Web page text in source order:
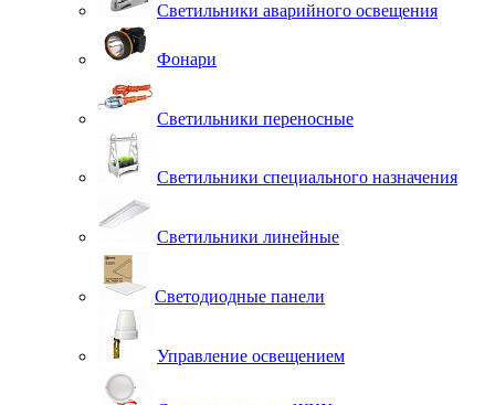
Светильники аварийного освещения
Фонари
Светильники переносные
Светильники специального назначения
Светильники линейные
Светодиодные панели
Управление освещением